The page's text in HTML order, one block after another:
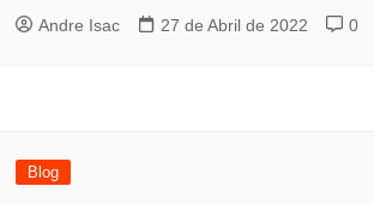
Andre Isac 27 de Abril de 2022 0
Blog